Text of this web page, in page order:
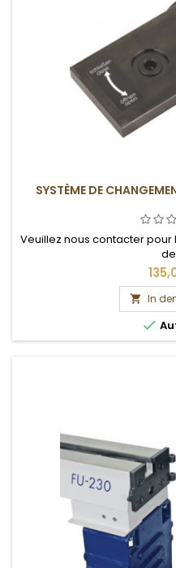
SYSTÈME DE
Veuillez nous contacter pour
 In
